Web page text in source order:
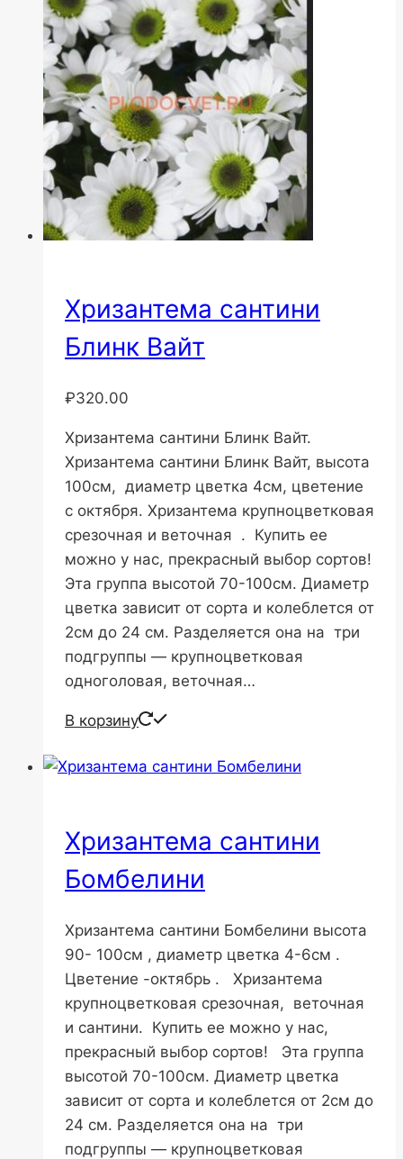
Хризантема сантини
Блинк Вайт
₽320.00
Хризантема сантини Блинк Вайт.
Хризантема сантини Блинк Вайт, высота
100см, диаметр цветка 4см, цветение
с октября. Хризантема крупноцветковая
срезочная и веточная . Купить ее
можно у нас, прекрасный выбор сортов!
Эта группа высотой 70-100см. Диаметр
цветка зависит от сорта и колеблется от
2см до 24 см. Разделяется она на три
подгруппы — крупноцветковая
одноголовая, веточная…
В корзину
Хризантема сантини
Бомбелини
Хризантема сантини Бомбелини высота
90- 100см , диаметр цветка 4-6см .
Цветение -октябрь . Хризантема
крупноцветковая срезочная, веточная
и сантини. Купить ее можно у нас,
прекрасный выбор сортов! Эта группа
высотой 70-100см. Диаметр цветка
зависит от сорта и колеблется от 2см до
24 см. Разделяется она на три
подгруппы — крупноцветковая